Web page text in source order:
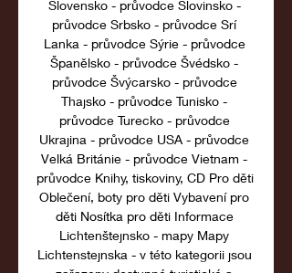
Slovensko - průvodce Slovinsko -
průvodce Srbsko - průvodce Srí
Lanka - průvodce Sýrie - průvodce
Španělsko - průvodce Švédsko -
průvodce Švýcarsko - průvodce
Thajsko - průvodce Tunisko -
průvodce Turecko - průvodce
Ukrajina - průvodce USA - průvodce
Velká Británie - průvodce Vietnam -
průvodce Knihy, tiskoviny, CD Pro děti
Oblečení, boty pro děti Vybavení pro
děti Nosítka pro děti Informace
Lichtenštejnsko - mapy Mapy
Lichtenstejnska - v této kategorii jsou